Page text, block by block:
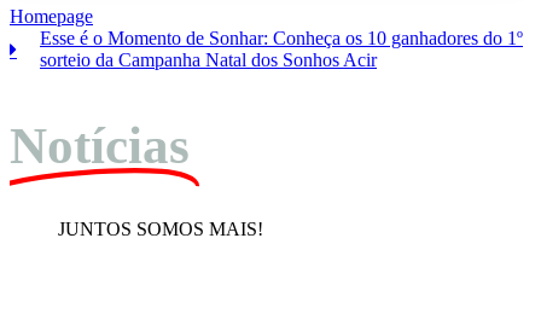
Homepage
Esse é o Momento de Sonhar: Conheça os 10 ganhadores do 1º
sorteio da Campanha Natal dos Sonhos Acir
Notícias
JUNTOS SOMOS MAIS!